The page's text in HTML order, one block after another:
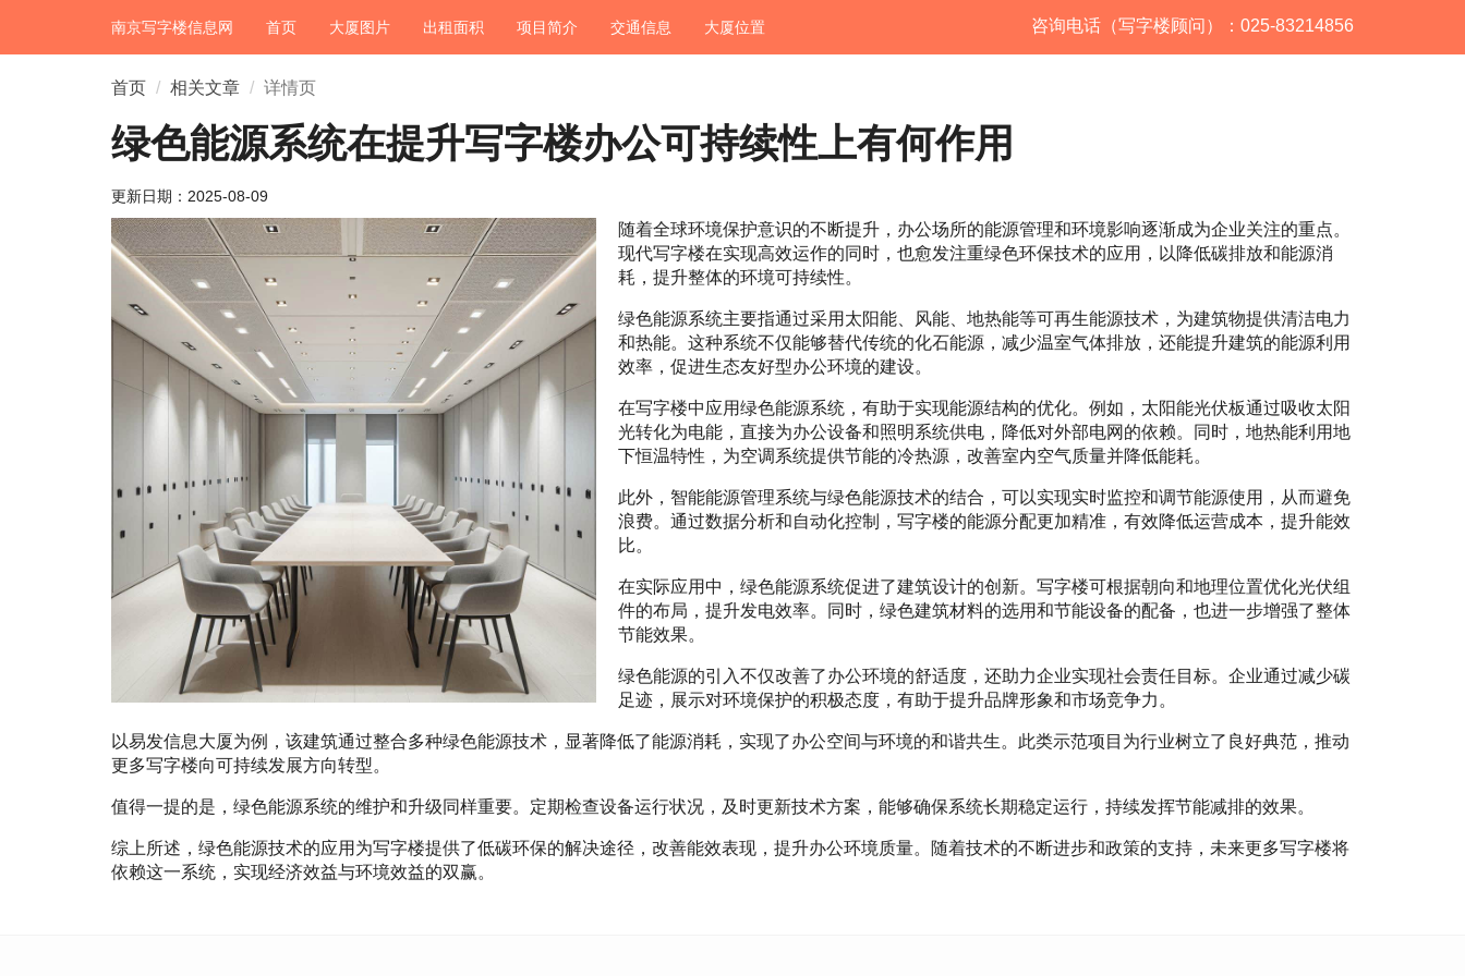
南京写字楼信息网 首页 大厦图片 出租面积 项目简介 交通信息 大厦位置 咨询电话（写字楼顾问）：025-83214856
首页 相关文章 详情页
绿色能源系统在提升写字楼办公可持续性上有何作用
更新日期： 2025-08-09
随着全球环境保护意识的不断提升，办公场所的能源管理和环境影响逐渐成为企业关注的重点。
现代写字楼在实现高效运作的同时，也愈发注重绿色环保技术的应用，以降低碳排放和能源消
耗，提升整体的环境可持续性。
绿色能源系统主要指通过采用太阳能、风能、地热能等可再生能源技术，为建筑物提供清洁电力
和热能。这种系统不仅能够替代传统的化石能源，减少温室气体排放，还能提升建筑的能源利用
效率，促进生态友好型办公环境的建设。
在写字楼中应用绿色能源系统，有助于实现能源结构的优化。例如，太阳能光伏板通过吸收太阳
光转化为电能，直接为办公设备和照明系统供电，降低对外部电网的依赖。同时，地热能利用地
下恒温特性，为空调系统提供节能的冷热源，改善室内空气质量并降低能耗。
此外，智能能源管理系统与绿色能源技术的结合，可以实现实时监控和调节能源使用，从而避免
浪费。通过数据分析和自动化控制，写字楼的能源分配更加精准，有效降低运营成本，提升能效
比。
在实际应用中，绿色能源系统促进了建筑设计的创新。写字楼可根据朝向和地理位置优化光伏组
件的布局，提升发电效率。同时，绿色建筑材料的选用和节能设备的配备，也进一步增强了整体
节能效果。
绿色能源的引入不仅改善了办公环境的舒适度，还助力企业实现社会责任目标。企业通过减少碳
足迹，展示对环境保护的积极态度，有助于提升品牌形象和市场竞争力。
以易发信息大厦为例，该建筑通过整合多种绿色能源技术，显著降低了能源消耗，实现了办公空间与环境的和谐共生。此类示范项目为行业树立了良好典范，推动
更多写字楼向可持续发展方向转型。
值得一提的是，绿色能源系统的维护和升级同样重要。定期检查设备运行状况，及时更新技术方案，能够确保系统长期稳定运行，持续发挥节能减排的效果。
综上所述，绿色能源技术的应用为写字楼提供了低碳环保的解决途径，改善能效表现，提升办公环境质量。随着技术的不断进步和政策的支持，未来更多写字楼将
依赖这一系统，实现经济效益与环境效益的双赢。